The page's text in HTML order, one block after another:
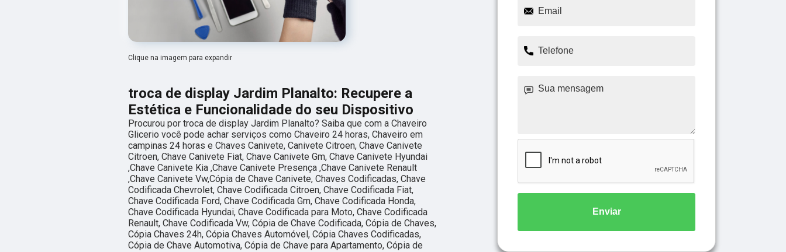
Clique na imagem para expandir
troca de display Jardim Planalto: Recupere a
Estética e Funcionalidade do seu Dispositivo
Procurou por troca de display Jardim Planalto? Saiba que com a Chaveiro
Glicerio você pode achar serviços como Chaveiro 24 horas, Chaveiro em
campinas 24 horas e Chaves Canivete, Canivete Citroen, Chave Canivete
Citroen, Chave Canivete Fiat, Chave Canivete Gm, Chave Canivete Hyundai
,Chave Canivete Kia ,Chave Canivete Presença ,Chave Canivete Renault
,Chave Canivete Vw,Cópia de Chave Canivete, Chaves Codificadas, Chave
Codificada Chevrolet, Chave Codificada Citroen, Chave Codificada Fiat,
Chave Codificada Ford, Chave Codificada Gm, Chave Codificada Honda,
Chave Codificada Hyundai, Chave Codificada para Moto, Chave Codificada
Renault, Chave Codificada Vw, Cópia de Chave Codificada, Cópia de Chaves,
Cópia Chaves 24h, Cópia Chaves Automóvel, Cópia Chaves Codificadas,
Cópia de Chave Automotiva, Cópia de Chave para Apartamento, Cópia de
Enviar